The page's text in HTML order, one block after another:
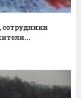
сотрудники